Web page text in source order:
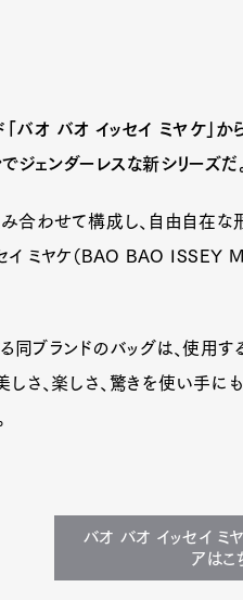
バオ バオ イッセイ ミヤケ」か
ジェンダーレスな新シリーズだ。
合わせて構成し、自由自在な
イ ミヤケ（BAO BAO ISSEY
同ブランドのバッグは、使用
しさ、楽しさ、驚きを使い手
バオ バオ イッセイ ミ
アはこ